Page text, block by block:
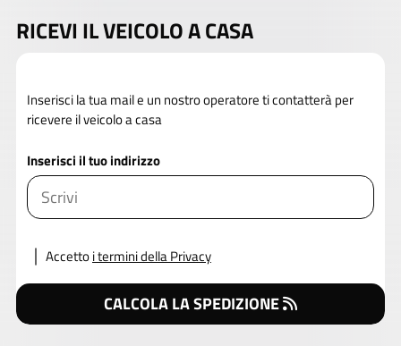
RICEVI IL VEICOLO A CASA
Inserisci la tua mail e un nostro operatore ti contatterà per
ricevere il veicolo a casa
Inserisci il tuo indirizzo
Accettoi termini della Privacy
CALCOLA LA SPEDIZIONE